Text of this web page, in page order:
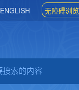
ENGLISH 无障碍浏览